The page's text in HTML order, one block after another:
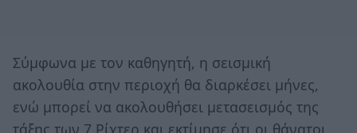
Σύμφωνα με τον καθηγητή, η σεισμική
ακολουθία στην περιοχή θα διαρκέσει μήνες,
ενώ μπορεί να ακολουθήσει μετασεισμός της
τάξης των 7 Ρίχτερ και εκτίμησε ότι οι θάνατοι